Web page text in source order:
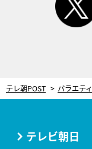
テレ朝POST バラエティ
テレビ朝日